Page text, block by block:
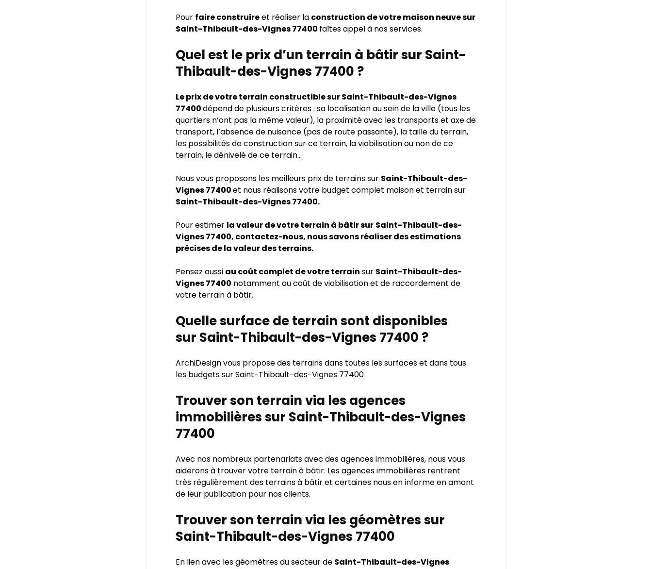
Pour faire construireet réaliser la construction de votre maison neuve sur
Saint-Thibault-des-Vignes 77400 faîtes appel à nos services.
Quel est le prix d’un terrain à bâtir sur Saint-
Thibault-des-Vignes 77400 ?
Le prix de votre terrain constructible sur Saint-Thibault-des-Vignes
77400dépend de plusieurs critères : sa localisation au sein de la ville (tous les
quartiers n’ont pas la même valeur), la proximité avec les transports et axe de
transport, l’absence de nuisance (pas de route passante), la taille du terrain,
les possibilités de construction sur ce terrain, la viabilisation ou non de ce
terrain, le dénivelé de ce terrain…
Nous vous proposons les meilleurs prix de terrains sur Saint-Thibault-des-
Vignes 77400et nous réalisons votre budget complet maison et terrain sur
Saint-Thibault-des-Vignes 77400.
Pour estimer la valeur de votre terrain à bâtir sur Saint-Thibault-des-
Vignes 77400, contactez-nous, nous savons réaliser des estimations
précises de la valeur des terrains.
Pensez aussi au coût complet de votre terrain sur Saint-Thibault-des-
Vignes 77400 notamment au coût de viabilisation et de raccordement de
votre terrain à bâtir.
Quelle surface de terrain sont disponibles
sur Saint-Thibault-des-Vignes 77400 ?
ArchiDesign vous propose des terrains dans toutes les surfaces et dans tous
les budgets sur Saint-Thibault-des-Vignes 77400
Trouver son terrain via les agences
immobilières sur Saint-Thibault-des-Vignes
77400
Avec nos nombreux partenariats avec des agences immobilières, nous vous
aiderons à trouver votre terrain à bâtir. Les agences immobilières rentrent
très régulièrement des terrains à bâtir et certaines nous en informe en amont
de leur publication pour nos clients.
Trouver son terrain via les géomètres sur
Saint-Thibault-des-Vignes 77400
En lien avec les géomètres du secteur de Saint-Thibault-des-Vignes